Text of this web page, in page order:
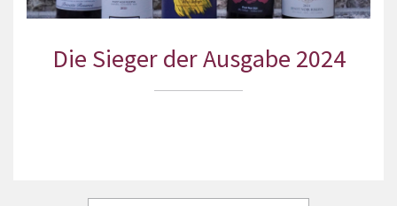
Die Sieger der Ausgabe 2024